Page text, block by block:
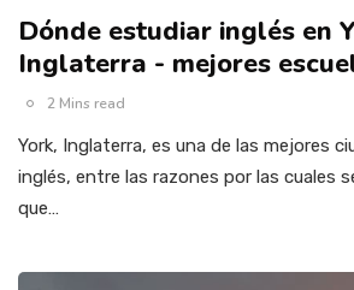
Dónde estudiar inglés en
Inglaterra - mejores
2 Mins read
York, Inglaterra, es una de las mejores
inglés, entre las razones por las cuales
que…